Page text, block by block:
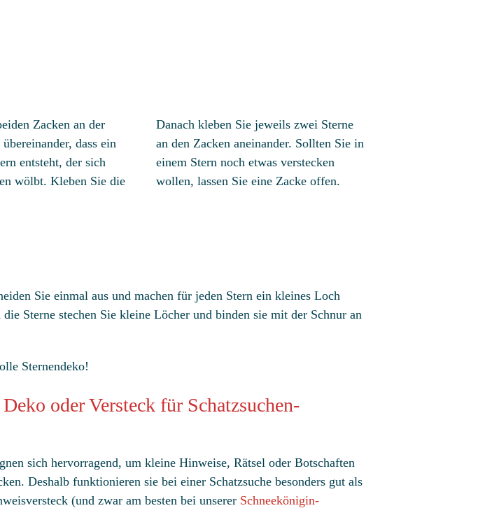
Zacken an der
dass ein
entsteht, der sich
wölbt. Kleben Sie die
Danach kleben Sie jeweils zwei Sterne
an den Zacken aneinander. Sollten Sie in
einem Stern noch etwas verstecken
wollen, lassen Sie eine Zacke offen.
Sie einmal aus und machen für jeden Stern ein kleines Loch
Sterne stechen Sie kleine Löcher und binden sie mit der Schnur an
Sternendeko!
Deko oder Versteck für Schatzsuchen-
sich hervorragend, um kleine Hinweise, Rätsel oder Botschaften
Deshalb funktionieren sie bei einer Schatzsuche besonders gut als
(und zwar am besten bei unserer Schneekönigin-